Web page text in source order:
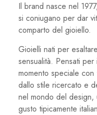
Il brand nasce nel
si coniugano per dar
comparto del gioiello.
Gioielli nati per
sensualità. Pensati
momento speciale
dallo stile ricercato e
nel mondo del design,
gusto tipicamente